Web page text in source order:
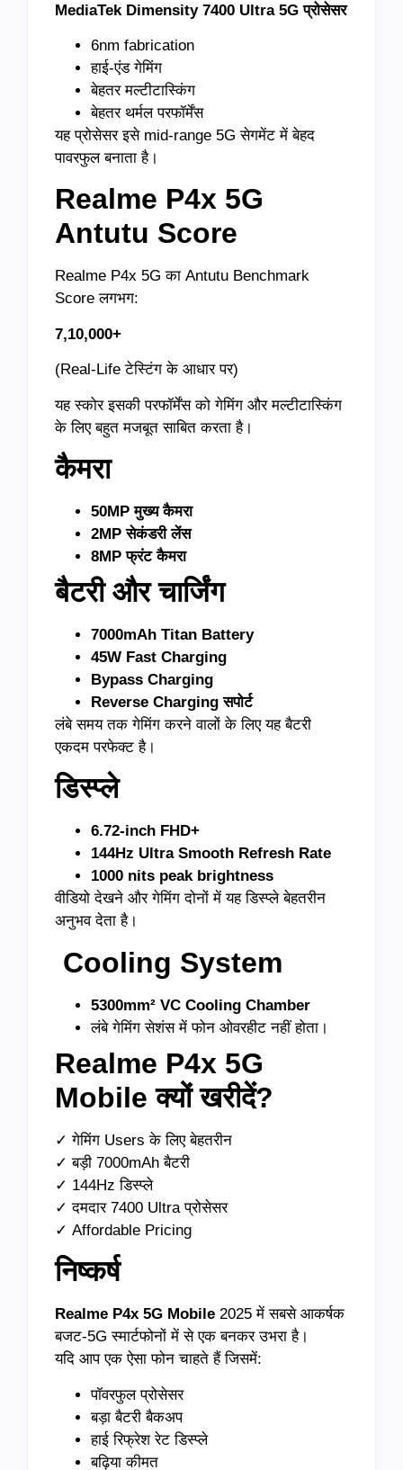
MediaTek Dimensity 7400 Ultra 5Gप्रोसेसर
6nm fabrication
हाई-एंड गेमिंग
बेहतर मल्टीटास्किंग
बेहतर थर्मल परफॉर्मेंस
यह प्रोसेसर इसे mid-range 5G सेगमेंट में बेहद
पावरफुल बनाता है।
Realme P4x 5G
Antutu Score
Realme P4x 5G का Antutu Benchmark
Score लगभग:
7,10,000+
(Real-Life टेस्टिंग के आधार पर)
यह स्कोर इसकी परफॉर्मेंस को गेमिंग और मल्टीटास्किंग
के लिए बहुत मजबूत साबित करता है।
कैमरा
50MPमुख्य कैमरा
2MPसेकंडरी लेंस
8MPफ्रंट कैमरा
बैटरी और चार्जिंग
7000mAh Titan Battery
45W Fast Charging
Bypass Charging
Reverse Chargingसपोर्ट
लंबे समय तक गेमिंग करने वालों के लिए यह बैटरी
एकदम परफेक्ट है।
डिस्प्ले
6.72-inch FHD+
144Hz Ultra Smooth Refresh Rate
1000 nits peak brightness
वीडियो देखने और गेमिंग दोनों में यह डिस्प्ले बेहतरीन
अनुभव देता है।
Cooling System
5300mm² VC Cooling Chamber
लंबे गेमिंग सेशंस में फोन ओवरहीट नहीं होता।
Realme P4x 5G
Mobileक्यों खरीदें?
✓ गेमिंग Users के लिए बेहतरीन
✓ बड़ी 7000mAh बैटरी
✓ 144Hz डिस्प्ले
✓ दमदार 7400 Ultra प्रोसेसर
✓ Affordable Pricing
निष्कर्ष
Realme P4x 5G Mobile 2025 में सबसे आकर्षक
बजट-5G स्मार्टफोनों में से एक बनकर उभरा है।
यदि आप एक ऐसा फोन चाहते हैं जिसमें:
पॉवरफुल प्रोसेसर
बड़ा बैटरी बैकअप
हाई रिफ्रेश रेट डिस्प्ले
बढ़िया कीमत